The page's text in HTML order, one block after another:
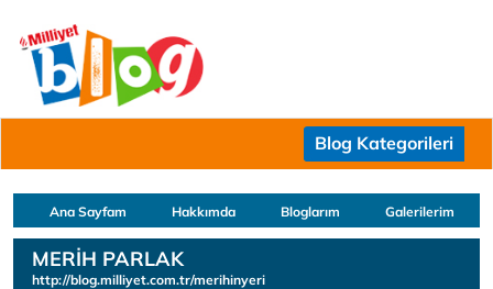
Blog Kategorileri
Ana Sayfam Hakkımda Bloglarım Galerilerim
MERİH PARLAK
http://blog.milliyet.com.tr/merihinyeri